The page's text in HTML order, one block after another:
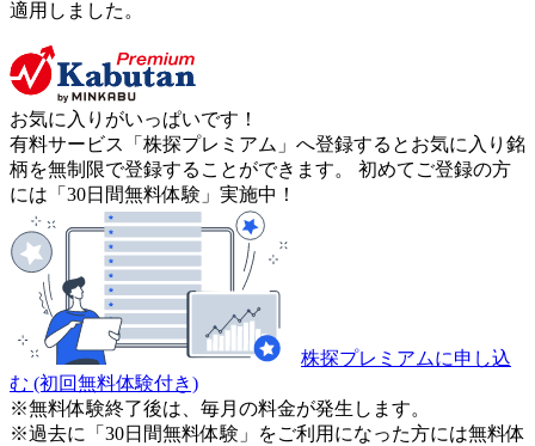
適用しました。
お気に入りがいっぱいです！
有料サービス「株探プレミアム」へ登録するとお気に入り銘
柄を無制限で登録することができます。 初めてご登録の方
には「30日間無料体験」実施中！
株探プレミアムに申し込
む (初回無料体験付き)
※無料体験終了後は、毎月の料金が発生します。
※過去に「30日間無料体験」をご利用になった方には無料体